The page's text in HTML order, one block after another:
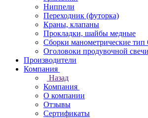
Ниппели
Переходник (футорка)
Краны, клапаны
Прокладки, шайбы медные
Сборки манометрические
Оголовоки продувочной свечи
Производители
Компания
Назад
Компания
О компании
Отзывы
Сертификаты